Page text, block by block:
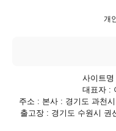
개
사이트
대표자 :
주소 : 본사 : 경기도 과천
출고장 : 경기도 수원시